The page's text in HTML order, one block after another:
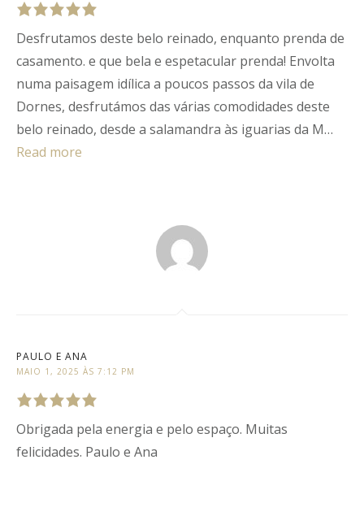
Rated5out
of5.
Desfrutamos deste belo reinado, enquanto prenda de
casamento. e que bela e espetacular prenda! Envolta
numa paisagem idílica a poucos passos da vila de
Dornes, desfrutámos das várias comodidades deste
belo reinado, desde a salamandra às iguarias da M…
Read more
PAULO E ANA
MAIO 1, 2025 ÀS 7:12 PM
Rated5out
of5.
Obrigada pela energia e pelo espaço. Muitas
felicidades. Paulo e Ana